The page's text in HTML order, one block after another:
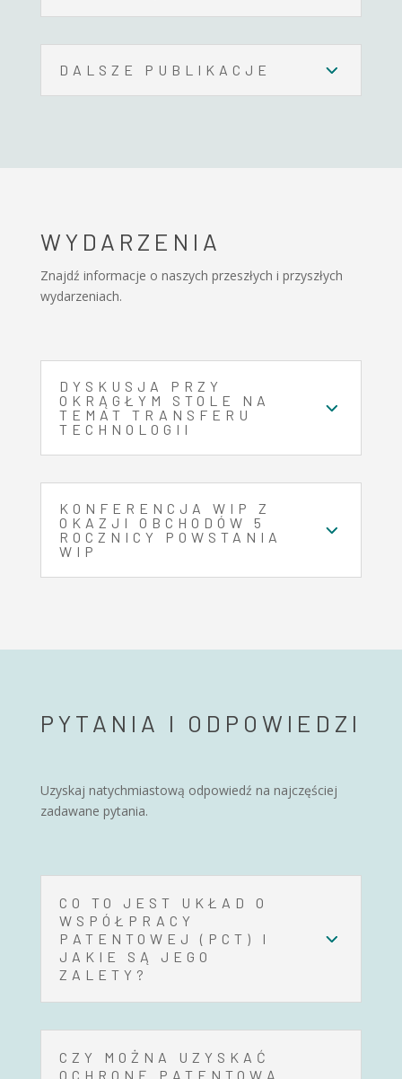
DALSZE PUBLIKACJE
WYDARZENIA
Znajdź informacje o naszych przeszłych i przyszłych
wydarzeniach.
DYSKUSJA PRZY
OKRĄGŁYM STOLE NA
TEMAT TRANSFERU
TECHNOLOGII
KONFERENCJA WIP Z
OKAZJI OBCHODÓW 5
ROCZNICY POWSTANIA
WIP
PYTANIA I ODPOWIEDZI
Uzyskaj natychmiastową odpowiedź na najczęściej
zadawane pytania.
CO TO JEST UKŁAD O
WSPÓŁPRACY
PATENTOWEJ (PCT) I
JAKIE SĄ JEGO
ZALETY?
CZY MOŻNA UZYSKAĆ
OCHRONĘ PATENTOWĄ